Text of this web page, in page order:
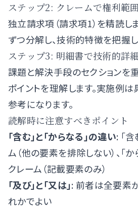
ステップ2: クレームで権利範
独立請求項（請求項1）を精読し
ずつ分解し、技術的特徴を把握し
ステップ3: 明細書で技術的詳
課題と解決手段のセクションを
ポイントを理解します。実施例
参考になります。
読解時に注意すべきポイント
「含む」と「からなる」の違い: 「
ム（他の要素を排除しない）、「
クレーム（記載要素のみ）
「及び」と「又は」: 前者は全要素
れかでよい